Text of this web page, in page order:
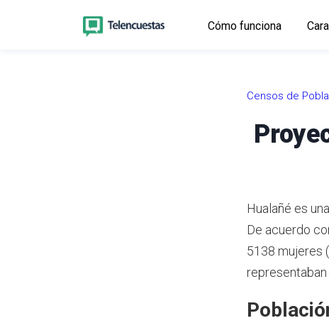
Cómo funciona
Censos de
Hualañé es
De acuerdo
5138 mujeres